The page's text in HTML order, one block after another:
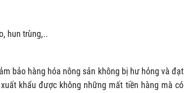
hun trùng,..
bảo hàng hóa nông sản không bị hư hỏng và đạt
khẩu được không những mất tiền hàng mà có